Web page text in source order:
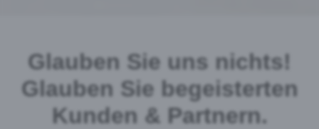
Glauben Sie uns nichts!
Glauben Sie begeisterten
Kunden & Partnern.